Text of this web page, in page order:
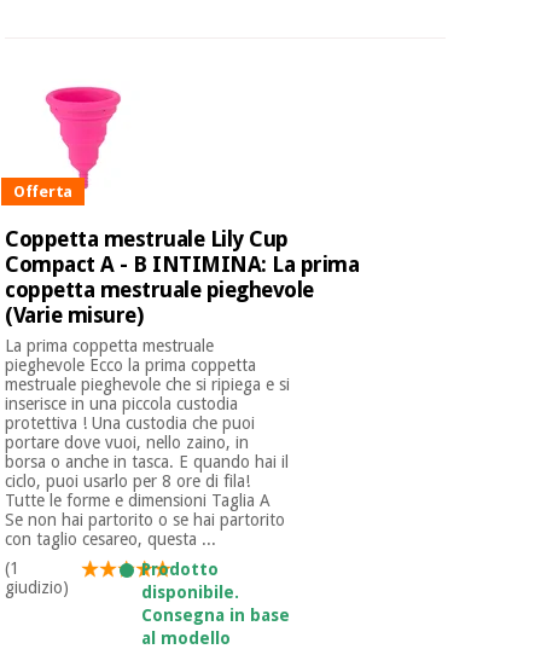
Offerta
Coppetta mestruale Lily Cup
Compact A - B INTIMINA: La prima
coppetta mestruale pieghevole
(Varie misure)
La prima coppetta mestruale
pieghevole Ecco la prima coppetta
mestruale pieghevole che si ripiega e si
inserisce in una piccola custodia
protettiva ! Una custodia che puoi
portare dove vuoi, nello zaino, in
borsa o anche in tasca. E quando hai il
ciclo, puoi usarlo per 8 ore di fila!
Tutte le forme e dimensioni Taglia A
Se non hai partorito o se hai partorito
con taglio cesareo, questa ...
(1
giudizio)
Prodotto
disponibile.
Consegna in base
al modello